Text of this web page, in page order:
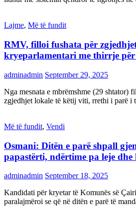
Lajme, Më të fundit
RMV, filloi fushata për
kryeparlamentari me thirrje për
adminadmin September 29, 2025
Nga mesnata e mbrëmshme (29 shtator)
zgjedhjet lokale të këtij viti, rrethi i parë
Më të fundit, Vendi
Osmani: Ditën e parë shpall
papastërti, ndërtime pa leje
adminadmin September 18, 2025
Kandidati për kryetar të Komunës së
paralajmëroi se që në ditën e parë të